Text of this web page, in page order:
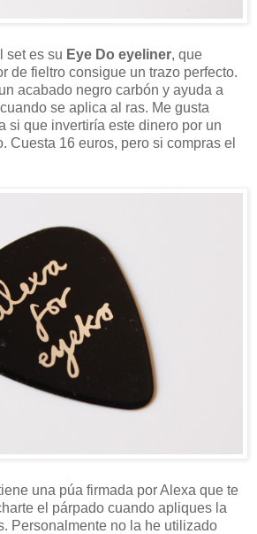
set es su Eye Do eyeliner, que
de fieltro consigue un trazo perfecto.
acabado negro carbón y ayuda a
se aplica al ras. Me gusta
si que invertiría este dinero por un
Cuesta 16 euros, pero si compras el
una púa firmada por Alexa que te
el párpado cuando apliques la
Personalmente no la he utilizado